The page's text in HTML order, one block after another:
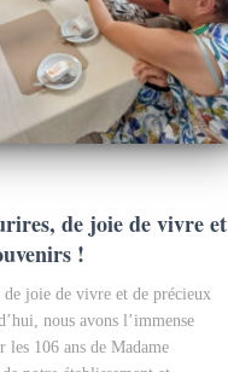
de joie de vivre et
!
de joie de vivre et de précieux
nous avons l’immense
les 106 ans de Madame